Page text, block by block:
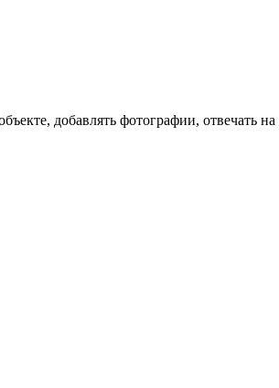
добавлять фотографии, отвечать